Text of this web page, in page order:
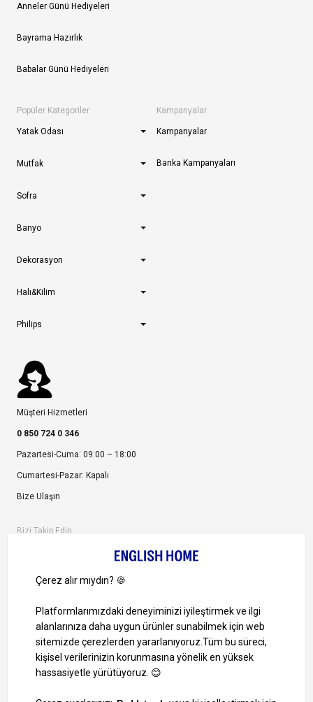
Anneler Günü Hediyeleri
Bayrama Hazırlık
Babalar Günü Hediyeleri
Popüler Kategoriler
Yatak Odası
Mutfak
Sofra
Banyo
Dekorasyon
Halı&Kilim
Philips
Kampanyalar
Kampanyalar
Banka Kampanyaları
Müşteri Hizmetleri
0 850 724 0 346
Pazartesi-Cuma: 09:00 – 18:00
Cumartesi-Pazar: Kapalı
Bize Ulaşın
Bizi Takip Edin
1000 TL ve Üzeri Alışverişlerinizde Kargo Bedava!